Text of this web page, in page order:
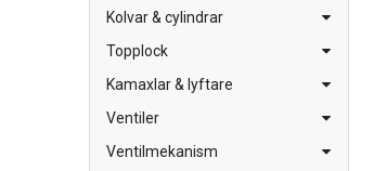
Kolvar & cylindrar
Topplock
Kamaxlar & lyftare
Ventiler
Ventilmekanism